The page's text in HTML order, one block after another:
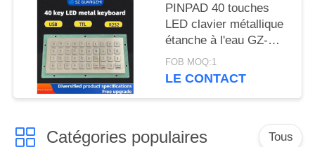
PINPAD 40 touches
LED clavier métallique
étanche à l'eau GZ-
C001055 R232
interface
FOB MOQ:1
LE CONTACT
Catégories populaires Tous